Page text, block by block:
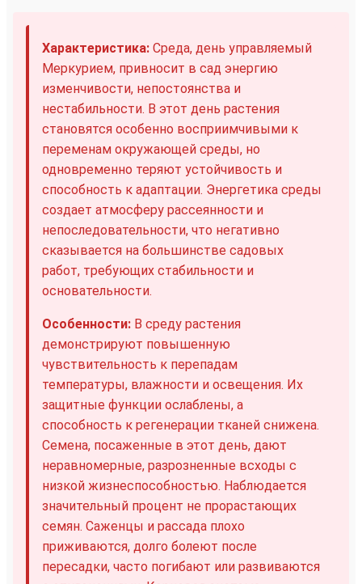
Характеристика: Среда, день управляемый
Меркурием, привносит в сад энергию
изменчивости, непостоянства и
нестабильности. В этот день растения
становятся особенно восприимчивыми к
переменам окружающей среды, но
одновременно теряют устойчивость и
способность к адаптации. Энергетика среды
создает атмосферу рассеянности и
непоследовательности, что негативно
сказывается на большинстве садовых
работ, требующих стабильности и
основательности.
Особенности: В среду растения
демонстрируют повышенную
чувствительность к перепадам
температуры, влажности и освещения. Их
защитные функции ослаблены, а
способность к регенерации тканей снижена.
Семена, посаженные в этот день, дают
неравномерные, разрозненные всходы с
низкой жизнеспособностью. Наблюдается
значительный процент не прорастающих
семян. Саженцы и рассада плохо
приживаются, долго болеют после
пересадки, часто погибают или развиваются